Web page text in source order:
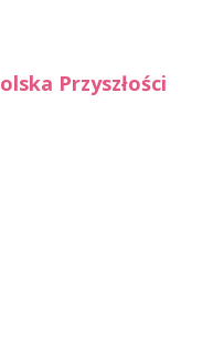
Przyszłości